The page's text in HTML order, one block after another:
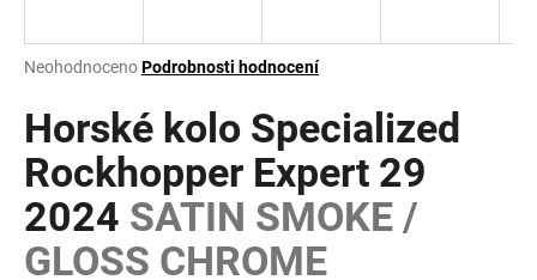
Průměrné
produktu
je
0,0
5
hvězdiček.
NeohodnocenoPodrobnosti hodnocení
Horské kolo Specialized
Rockhopper Expert 29
2024 SATIN SMOKE /
GLOSS CHROME
j
t
?